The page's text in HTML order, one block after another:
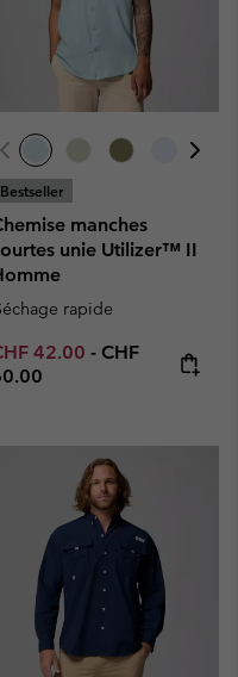
Bestseller
manches
unie Utilizer™ II
rapide
sale price:
42.00 - Maximum
CHF